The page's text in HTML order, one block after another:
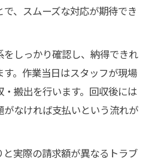
、スムーズな対応が期待でき
をしっかり確認し、納得できれ
。作業当日はスタッフが現場
搬出を行います。回収後には
なければ支払いという流れが
実際の請求額が異なるトラブ